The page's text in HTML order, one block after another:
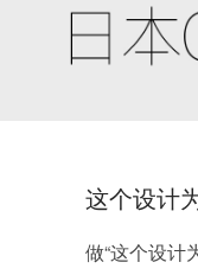
这个设计
做“这个设计